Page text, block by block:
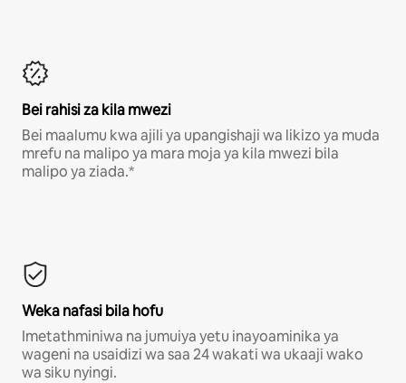
Bei rahisi za kila mwezi
Bei maalumu kwa ajili ya upangishaji wa likizo ya muda
mrefu na malipo ya mara moja ya kila mwezi bila
malipo ya ziada.*
Weka nafasi bila hofu
Imetathminiwa na jumuiya yetu inayoaminika ya
wageni na usaidizi wa saa 24 wakati wa ukaaji wako
wa siku nyingi.